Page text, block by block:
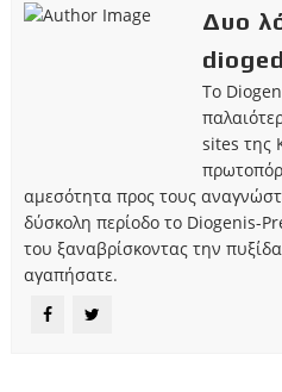
Δυο
Το
sites της
αμεσότητα προς τους
δύσκολη περίοδο το Diogenis-
του ξαναβρίσκοντας την
αγαπήσατε.